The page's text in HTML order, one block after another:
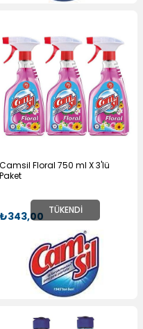
TÜKENDI
Camsil Floral 750 ml X 3'lü
Paket
₺343,00